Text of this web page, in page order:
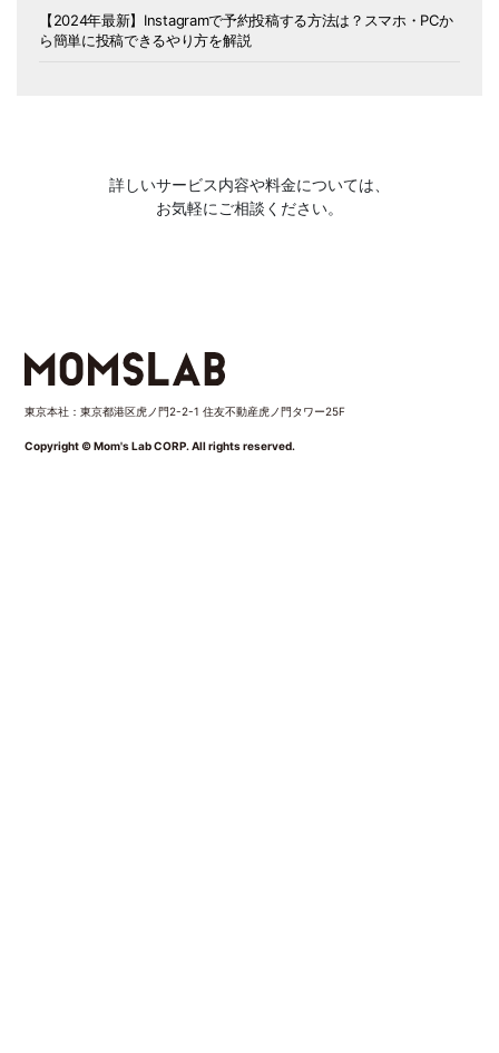
【2024年最新】Instagramで予約投稿する方法は？スマホ・PCか
ら簡単に投稿できるやり方を解説
詳しいサービス内容や料金については、
お気軽にご相談ください。
東京本社：東京都港区虎ノ門2-2-1 住友不動産虎ノ門タワー25F
Copyright © Mom's Lab CORP. All rights reserved.